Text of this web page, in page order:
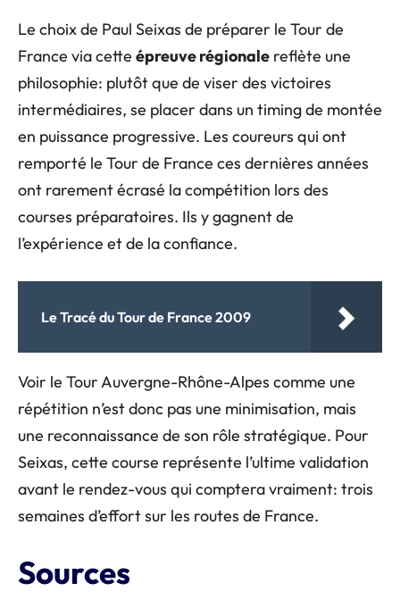
Le choix de Paul Seixas de préparer le Tour de
France via cette épreuve régionale reflète une
philosophie: plutôt que de viser des victoires
intermédiaires, se placer dans un timing de montée
en puissance progressive. Les coureurs qui ont
remporté le Tour de France ces dernières années
ont rarement écrasé la compétition lors des
courses préparatoires. Ils y gagnent de
l’expérience et de la confiance.
Le Tracé du Tour de France 2009
Voir le Tour Auvergne-Rhône-Alpes comme une
répétition n’est donc pas une minimisation, mais
une reconnaissance de son rôle stratégique. Pour
Seixas, cette course représente l’ultime validation
avant le rendez-vous qui comptera vraiment: trois
semaines d’effort sur les routes de France.
Sources